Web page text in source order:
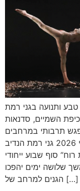
ותנועה בגני רמת
השמיים, סדנאות
תרבותי במרחבים
הפתוחים של גני רמת הנדיב.18–20 ביוני 2026 גני רמת הנדיב
סוף שבוע ייחודי
שלושה ימים יהפכו
הגנים למרחב של […]